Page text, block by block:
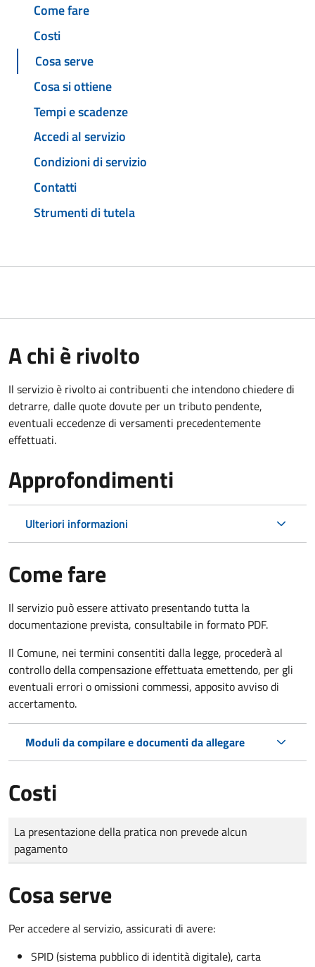
Come fare
Costi
Cosa serve
Cosa si ottiene
Tempi e scadenze
Accedi al servizio
Condizioni di servizio
Contatti
Strumenti di tutela
A chi è rivolto
Il servizio è rivolto ai contribuenti che intendono chiedere di
detrarre, dalle quote dovute per un tributo pendente,
eventuali eccedenze di versamenti precedentemente
effettuati.
Approfondimenti
Ulteriori informazioni
Come fare
Il servizio può essere attivato presentando tutta la
documentazione prevista, consultabile in formato PDF.
Il Comune, nei termini consentiti dalla legge, procederà al
controllo della compensazione effettuata emettendo, per gli
eventuali errori o omissioni commessi, apposito avviso di
accertamento.
Moduli da compilare e documenti da allegare
Costi
Tipo di pagamento
Importo
La presentazione della pratica non prevede alcun
pagamento
Cosa serve
Per accedere al servizio, assicurati di avere:
SPID (sistema pubblico di identità digitale), carta